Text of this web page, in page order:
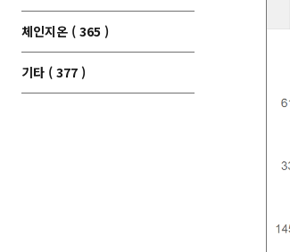
체인지온 ( 365 )
기타 ( 377 )